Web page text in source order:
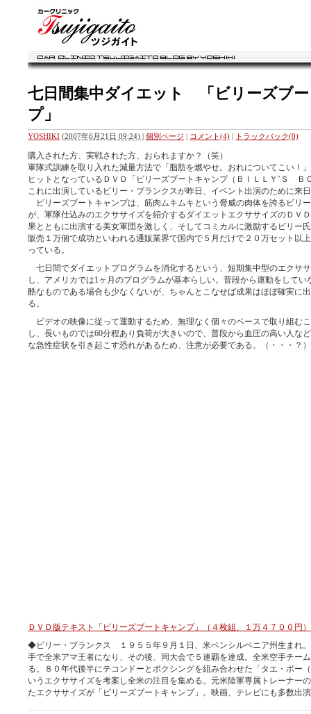
カークリニック・ツジガイト ブログ
七日間集中ダイエット 「ビリーズブ
プ」
YOSHIKI (2007年6月21日 09:24) | 個別ページ | コメント(4) | トラックバック(0)
購入された方、実戦された方、おられますか？（笑）
軍隊式訓練を取り入れた減量方法で「脂肪を燃やせ。おれについてこい！
ヒットとなっているＤＶＤ「ビリーズブートキャンプ（ＢＩＬＬＹ’Ｓ Ｂ
これに出演しているビリー・ブランクスが昨日、イベント出演のために来
ビリーズブートキャンプは、筋肉ムキムキという脅威の肉体を誇るビリ
が、軍隊仕込みのエクササイズを紹介するダイエットエクササイズのＤＶ
果とともに出演する美女軍団を激しく、そしてコミカルに激励するビリー
販売１万個で成功といわれる通販業界で国内で５月だけで２０万セット以
っている。
七日間でダイエットプログラムを消化するという、短期集中型のエクサ
し、アメリカでは1ヶ月のプログラムが基本らしい。普段から運動をしてい
酷なものである場合も少なくないが、ちゃんとこなせば成果はほぼ確実に
る。
ビデオの映像に従って運動するため、無理なく個々のペースで取り組む
し、長いものでは60分程あり負荷が大きいので、普段から血圧の高い人な
な急性症状を引き起こす恐れがあるため、注意が必要である。（・・・？）
ＤＶＤ版テキスト「ビリーズブートキャンプ」（４枚組、１万４７００円）
◆ビリー・ブランクス １９５５年９月１日、米ペンシルベニア州生まれ
手で全米アマ王者になり、その後、同大会で５連覇を達成。全米空手チー
る。８０年代後半にテコンドーとボクシングを組み合わせた「タエ・ボー
いうエクササイズを考案し全米の注目を集める。元米陸軍専属トレーナー
たエクササイズが「ビリーズブートキャンプ」。映画、テレビにも多数出